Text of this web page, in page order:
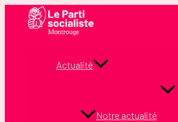
Actualité
Notre actualité